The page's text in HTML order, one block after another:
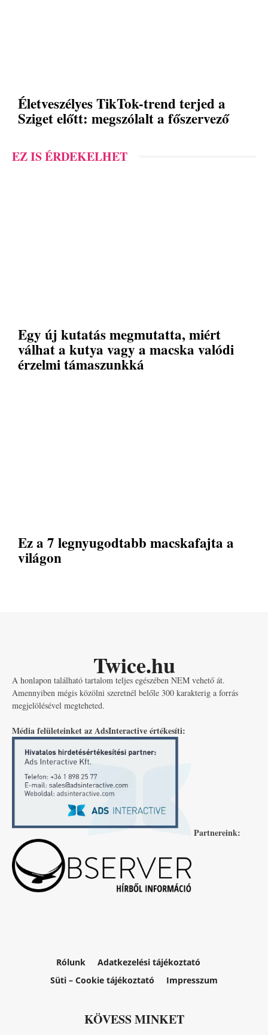
Életveszélyes TikTok-trend terjed a
Sziget előtt: megszólalt a főszervező
EZ IS ÉRDEKELHET
Egy új kutatás megmutatta, miért
válhat a kutya vagy a macska valódi
érzelmi támaszunkká
Ez a 7 legnyugodtabb macskafajta a
világon
Twice.hu
A honlapon található tartalom teljes egészében NEM vehető át.
Amennyiben mégis közölni szeretnél belőle 300 karakterig a forrás
megjelölésével megteheted.
Média felületeinket az AdsInteractive értékesíti:
Partnereink:
Rólunk
Adatkezelési tájékoztató
Süti – Cookie tájékoztató
Impresszum
KÖVESS MINKET